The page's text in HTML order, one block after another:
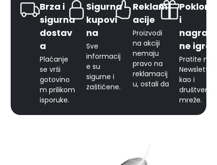
Brza i
sigurna
dostav
a
Plaćanje
se vrši
gotovino
m prilikom
isporuke.
Sigurna
kupovi
na
Sve
informacij
e su
sigurne i
zaštićene.
Reklam
acije
Proizvodi
na akciji
nemaju
pravo na
reklamacij
u, ostali da
Pokloni
i
nagrad
ne igre
Pratite naš
Newsletter
kao i
društvene
mreže.